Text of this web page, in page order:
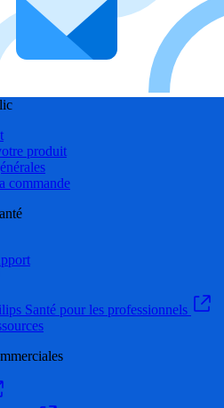
produit
commande
Santé pour les professionnels